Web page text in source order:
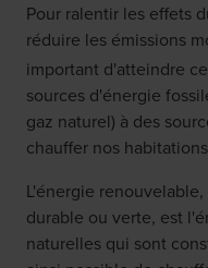
Pour ralentir les effets
réduire les émissions
important d'atteindre
sources d'énergie
gaz naturel) à des
chauffer nos
L'énergie
durable ou verte, est
naturelles qui sont